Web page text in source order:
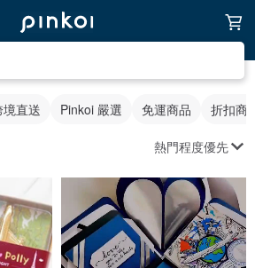
直送 Pinkoi 嚴選 免運商品 折扣商
熱門程度優先